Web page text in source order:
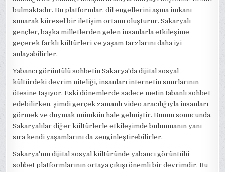
bulmaktadır. Bu platformlar, dil engellerini aşma imkanı
sunarak küresel bir iletişim ortamı oluşturur. Sakaryalı
gençler, başka milletlerden gelen insanlarla etkileşime
geçerek farklı kültürleri ve yaşam tarzlarını daha iyi
anlayabilirler.
Yabancı görüntülü sohbetin Sakarya'da dijital sosyal
kültürdeki devrim niteliği, insanları internetin sınırlarının
ötesine taşıyor. Eski dönemlerde sadece metin tabanlı sohbet
edebilirken, şimdi gerçek zamanlı video aracılığıyla insanları
görmek ve duymak mümkün hale gelmiştir. Bunun sonucunda,
Sakaryalılar diğer kültürlerle etkileşimde bulunmanın yanı
sıra kendi yaşamlarını da zenginleştirebilirler.
Sakarya'nın dijital sosyal kültüründe yabancı görüntülü
sohbet platformlarının ortaya çıkışı önemli bir devrimdir. Bu